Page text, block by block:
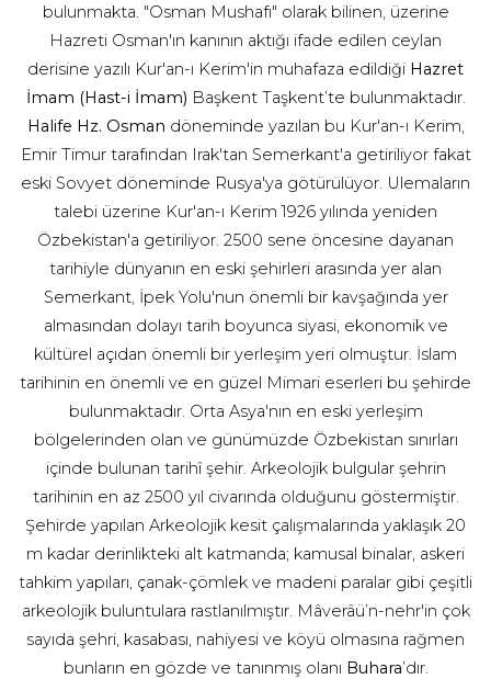
bulunmakta. "Osman Mushafı" olarak bilinen, üzerine
Hazreti Osman'ın kanının aktığı ifade edilen ceylan
derisine yazılı Kur'an-ı Kerim'in muhafaza edildiği Hazret
İmam (Hast-i İmam) Başkent Taşkent’te bulunmaktadır.
Halife Hz. Osman döneminde yazılan bu Kur'an-ı Kerim,
Emir Timur tarafından Irak'tan Semerkant'a getiriliyor fakat
eski Sovyet döneminde Rusya'ya götürülüyor. Ulemaların
talebi üzerine Kur'an-ı Kerim 1926 yılında yeniden
Özbekistan'a getiriliyor. 2500 sene öncesine dayanan
tarihiyle dünyanın en eski şehirleri arasında yer alan
Semerkant, İpek Yolu'nun önemli bir kavşağında yer
almasından dolayı tarih boyunca siyasi, ekonomik ve
kültürel açıdan önemli bir yerleşim yeri olmuştur. İslam
tarihinin en önemli ve en güzel Mimari eserleri bu şehirde
bulunmaktadır. Orta Asya'nın en eski yerleşim
bölgelerinden olan ve günümüzde Özbekistan sınırları
içinde bulunan tarihî şehir. Arkeolojik bulgular şehrin
tarihinin en az 2500 yıl civarında olduğunu göstermiştir.
Şehirde yapılan Arkeolojik kesit çalışmalarında yaklaşık 20
m kadar derinlikteki alt katmanda; kamusal binalar, askeri
tahkim yapıları, çanak-çömlek ve madeni paralar gibi çeşitli
arkeolojik buluntulara rastlanılmıştır. Mâverâü’n-nehr'in çok
sayıda şehri, kasabası, nahiyesi ve köyü olmasına rağmen
bunların en gözde ve tanınmış olanı Buhara’dır.